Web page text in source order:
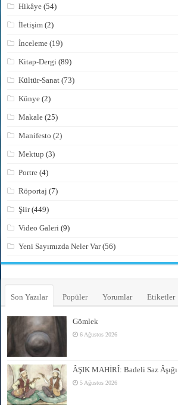
Hikâye (54)
İletişim (2)
İnceleme (19)
Kitap-Dergi (89)
Kültür-Sanat (73)
Künye (2)
Makale (25)
Manifesto (2)
Mektup (3)
Portre (4)
Röportaj (7)
Şiir(449)
Video Galeri (9)
Yeni Sayımızda Neler Var(56)
Son Yazılar Popüler Yorumlar Etiketler
Gömlek
6 Ağustos 2026
ÂŞIK MAHİRÎ: Badeli Saz Âşığı
5 Ağustos 2026